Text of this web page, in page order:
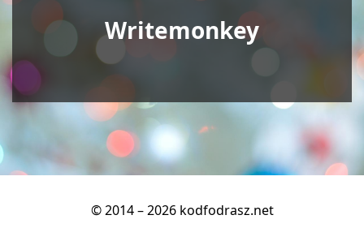
Writemonkey
© 2014 – 2026 kodfodrasz.net